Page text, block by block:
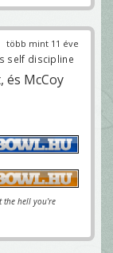
több mint 11 éve
self discipline
és McCoy
the hell you're